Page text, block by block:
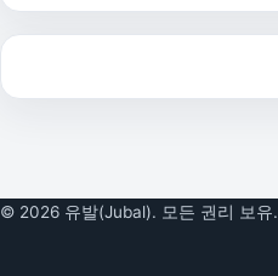
© 2026 유발(Jubal). 모든 권리 보유.